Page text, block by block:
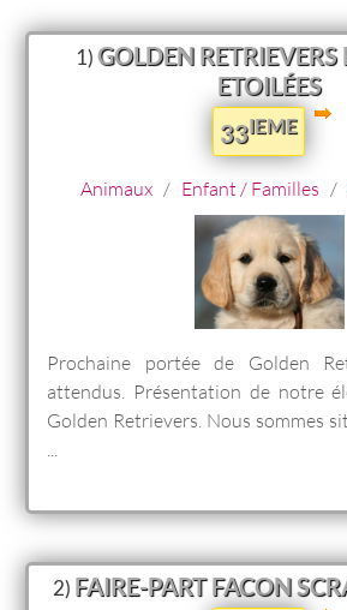
1)GOLDEN RETRIEVERS
ETOILÉES
33IEME
Animaux / Enfant / Familles /
Prochaine portée de Golden
attendus. Présentation de notre
Golden Retrievers. Nous sommes
2) FAIRE-PART FACON